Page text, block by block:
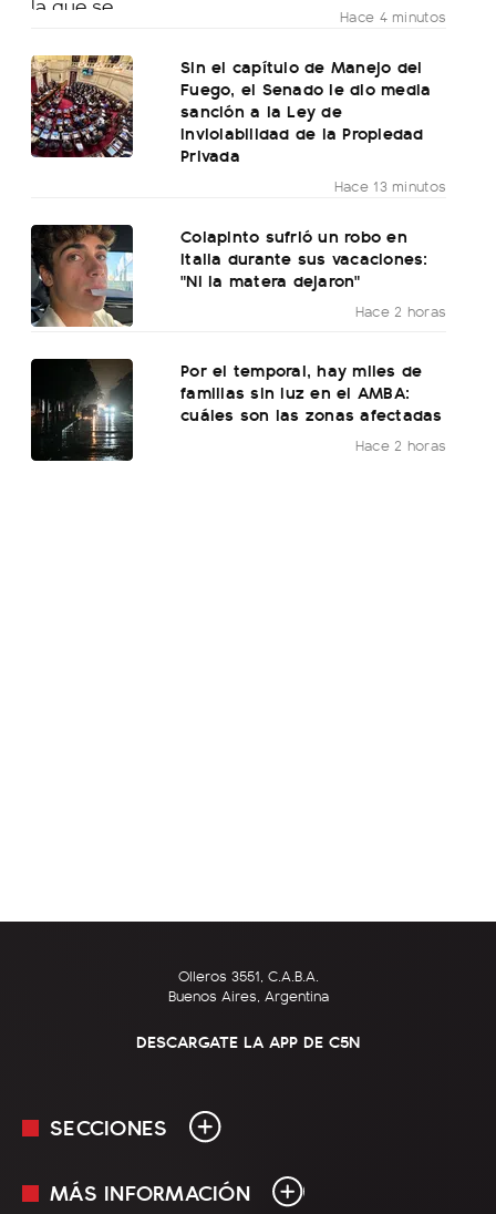
Hace 4 minutos
Sin el capítulo de Manejo del
Fuego, el Senado le dio media
sanción a la Ley de
Inviolabilidad de la Propiedad
Privada
Hace 13 minutos
Colapinto sufrió un robo en
Italia durante sus vacaciones:
"Ni la matera dejaron"
Hace 2 horas
Por el temporal, hay miles de
familias sin luz en el AMBA:
cuáles son las zonas afectadas
Hace 2 horas
Olleros 3551, C.A.B.A.
Buenos Aires, Argentina
DESCARGATE LA APP DE C5N
SECCIONES
En Vivo
MÁS INFORMACIÓN